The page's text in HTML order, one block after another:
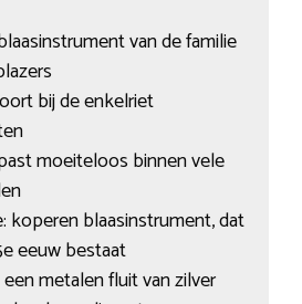
van de familie
bij de enkelriet
moeiteloos binnen vele
koperen blaasinstrument, dat
eeuw bestaat
metalen fluit van zilver